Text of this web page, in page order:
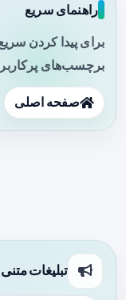
راهنمای سریع
برای پیدا کردن
برچسب‌های
صفحه اصلی
تبلیغات متنی